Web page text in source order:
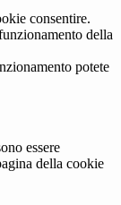
consentire.
della
potete
essere
della cookie